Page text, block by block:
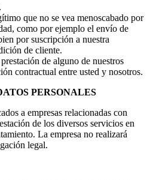
que no se vea menoscabado por
como por ejemplo el envío de
por suscripción a nuestra
de cliente.
de alguno de nuestros
contractual entre usted y nosotros.
PERSONALES
a empresas relacionadas con
de los diversos servicios en
La empresa no realizará
legal.